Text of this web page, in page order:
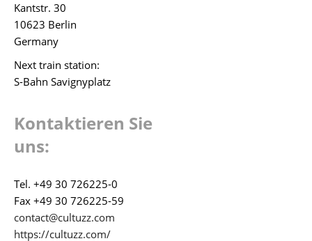
Kantstr. 30
10623 Berlin
Germany
Next train station:
S-Bahn Savignyplatz
Kontaktieren Sie
uns:
Tel. +49 30 726225-0
Fax +49 30 726225-59
contact@cultuzz.com
https://cultuzz.com/